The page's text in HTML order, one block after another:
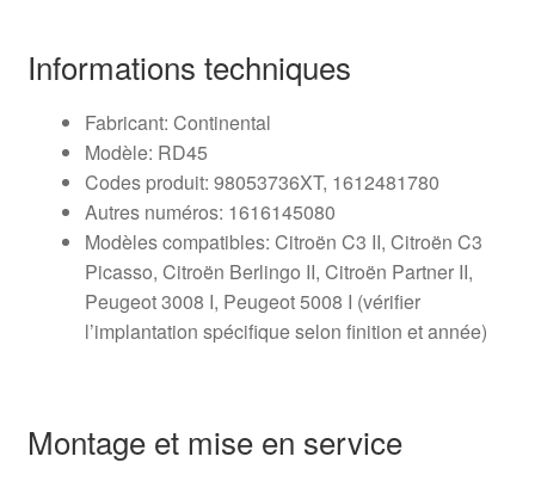
Informations techniques
Fabricant: Continental
Modèle: RD45
Codes produit: 98053736XT, 1612481780
Autres numéros: 1616145080
Modèles compatibles: Citroën C3 II, Citroën C3
Picasso, Citroën Berlingo II, Citroën Partner II,
Peugeot 3008 I, Peugeot 5008 I (vérifier
l’implantation spécifique selon finition et année)
Montage et mise en service